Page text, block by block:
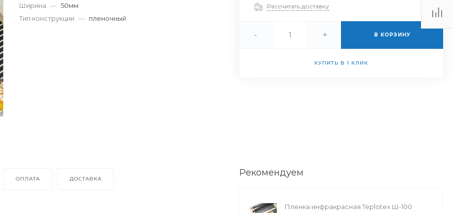
Ширина — 50мм
Тип конструкции — пленочный
Рассчитать доставку
- + В КОРЗИНУ
КУПИТЬ В 1 КЛИК
ОПЛАТА ДОСТАВКА
Рекомендуем
Пленка инфракрасная Teplotex Ш-100